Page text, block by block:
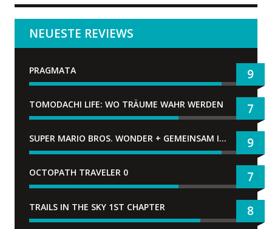
NEUESTE REVIEWS
PRAGMATA 9
TOMODACHI LIFE: WO TRÄUME WAHR WERDEN 7
SUPER MARIO BROS. WONDER + GEMEINSAM IM BELLABEL-PARK 9
OCTOPATH TRAVELER 0 7
TRAILS IN THE SKY 1ST CHAPTER 8